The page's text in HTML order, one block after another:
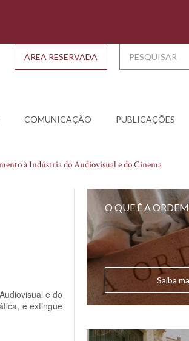
COMUNICAÇÃO PUBLICAÇÕES
ÁREA RESERVADA
à Indústria do Audiovisual e do Cinema
e do
e extingue
O QUE É A
Saiba